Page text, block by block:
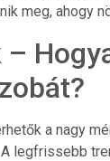
meg, ahogy
a nagy
legfrissebb